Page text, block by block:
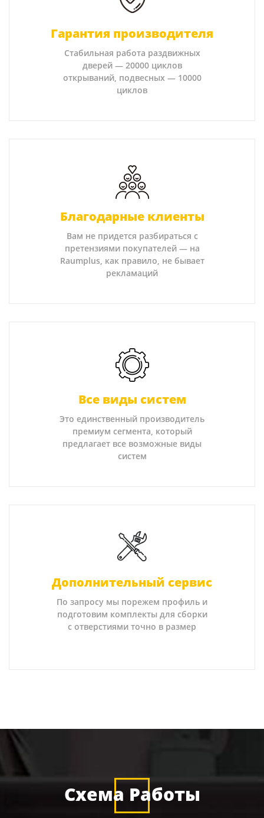
Гарантия производителя
Стабильная работа раздвижных
дверей — 20000 циклов
открываний, подвесных — 10000
циклов
Благодарные клиенты
Вам не придется разбираться с
претензиями покупателей — на
Raumplus, как правило, не бывает
рекламаций
Все виды систем
Это единственный производитель
премиум сегмента, который
предлагает все возможные виды
систем
Дополнительный сервис
По запросу мы порежем профиль и
подготовим комплекты для сборки
с отверстиями точно в размер
Схема Работы